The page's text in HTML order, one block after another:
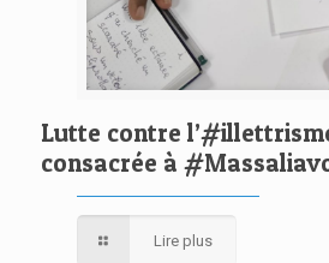
Lutte contre
consacrée à
Lire plus